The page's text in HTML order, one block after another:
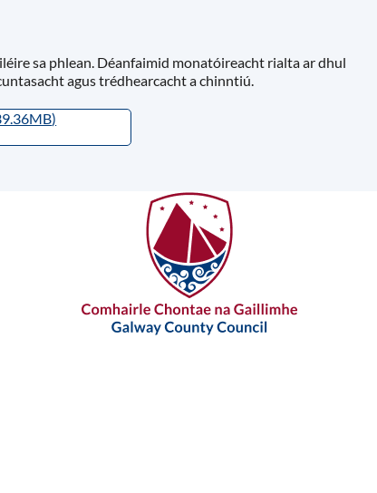
sa phlean. Déanfaimid monatóireacht rialta ar dhul
agus trédhearcacht a chinntiú.
)